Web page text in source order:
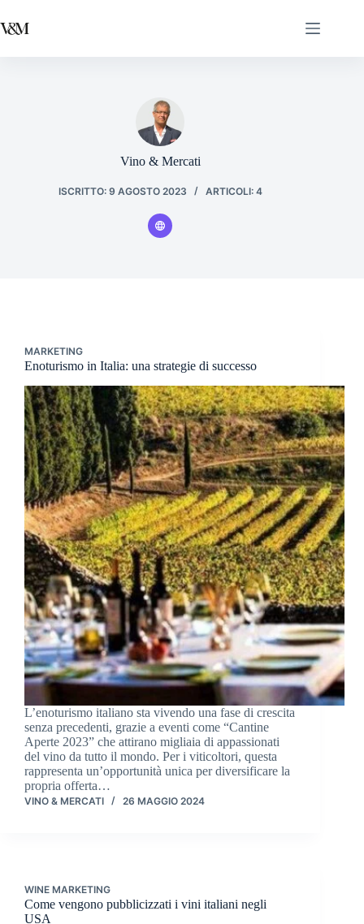
al
contenuto
Vino & Mercati
ISCRITTO: 9 AGOSTO 2023 ARTICOLI: 4
MARKETING
Enoturismo in Italia: una strategie di successo
L’enoturismo italiano sta vivendo una fase di crescita
senza precedenti, grazie a eventi come “Cantine
Aperte 2023” che attirano migliaia di appassionati
del vino da tutto il mondo. Per i viticoltori, questa
rappresenta un’opportunità unica per diversificare la
propria offerta…
VINO & MERCATI 26 MAGGIO 2024
WINE MARKETING
Come vengono pubblicizzati i vini italiani negli
USA